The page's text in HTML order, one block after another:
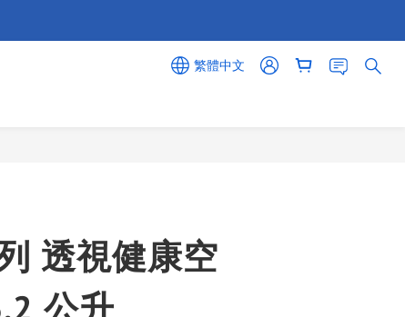
繁體中文
透視健康空
公升